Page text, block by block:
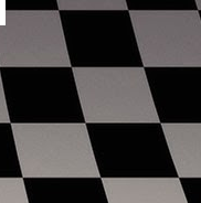
+0.1k followers